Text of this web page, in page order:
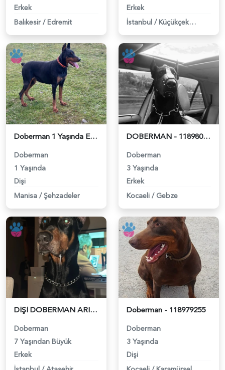
Erkek
Balıkesir / Edremit
Erkek
İstanbul / Küçükçekmece
Doberman 1 Yaşında Eş Aranıyor - 118981852
Doberman
1 Yaşında
Dişi
Manisa / Şehzadeler
DOBERMAN - 118980734
Doberman
3 Yaşında
Erkek
Kocaeli / Gebze
DİŞİ DOBERMAN ARIYORUZ - 118979478
Doberman
7 Yaşından Büyük
Erkek
Doberman - 118979255
Doberman
3 Yaşında
Dişi